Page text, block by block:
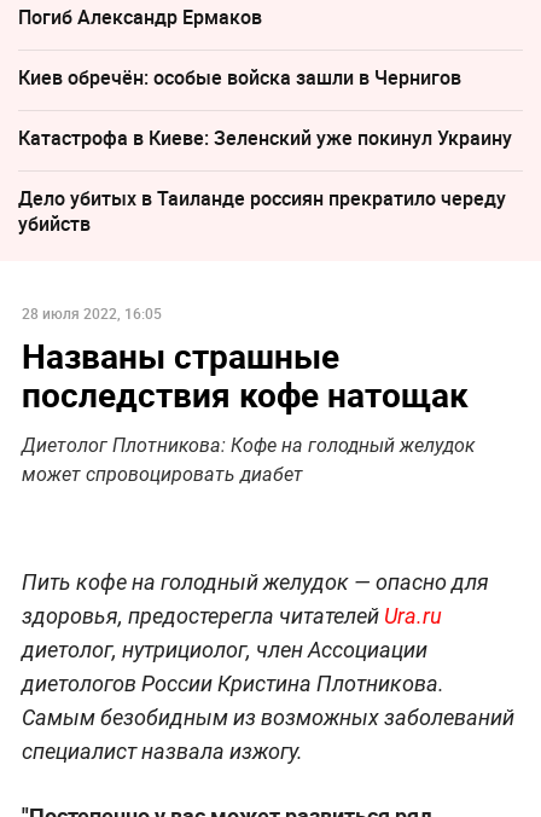
Погиб Александр Ермаков
Киев обречён: особые войска зашли в Чернигов
Катастрофа в Киеве: Зеленский уже покинул Украину
Дело убитых в Таиланде россиян прекратило череду
убийств
28 июля 2022, 16:05
Названы страшные
последствия кофе натощак
Диетолог Плотникова: Кофе на голодный желудок
может спровоцировать диабет
Пить кофе на голодный желудок — опасно для
здоровья, предостерегла читателей Ura.ru
диетолог, нутрициолог, член Ассоциации
диетологов России Кристина Плотникова.
Самым безобидным из возможных заболеваний
специалист назвала изжогу.